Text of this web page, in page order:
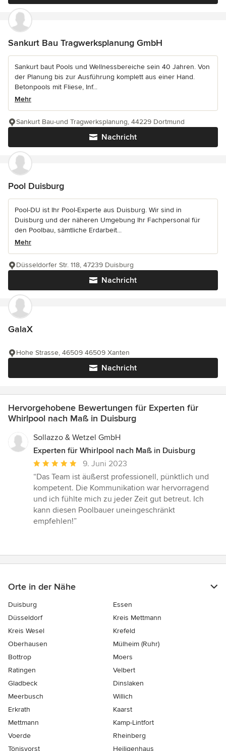
Sankurt Bau Tragwerksplanung GmbH
Sankurt baut Pools und Wellnessbereiche sein 40 Jahren. Von
der Planung bis zur Ausführung komplett aus einer Hand.
Betonpools mit Fliese, Inf...
Mehr
Nachricht
Sankurt Bau-und Tragwerksplanung, 44229 Dortmund
Pool Duisburg
Pool-DU ist Ihr Pool-Experte aus Duisburg. Wir sind in
Duisburg und der näheren Umgebung Ihr Fachpersonal für
den Poolbau, sämtliche Erdarbeit...
Mehr
Nachricht
Düsseldorfer Str. 118, 47239 Duisburg
GalaX
Nachricht
Hohe Strasse, 46509 46509 Xanten
Hervorgehobene Bewertungen für Experten für
Whirlpool nach Maß in Duisburg
Sollazzo & Wetzel GmbH
Experten für Whirlpool nach Maß in Duisburg
Durchschnittliche
Bewertung:
5
von
5
Sternen
9. Juni 2023
“Das Team ist äußerst professionell, pünktlich und
kompetent. Die Kommunikation war hervorragend
und ich fühlte mich zu jeder Zeit gut betreut. Ich
kann diesen Poolbauer uneingeschränkt
empfehlen!”
Orte in der Nähe
Duisburg
Essen
Düsseldorf
Kreis Mettmann
Kreis Wesel
Krefeld
Oberhausen
Mülheim (Ruhr)
Bottrop
Moers
Ratingen
Velbert
Gladbeck
Dinslaken
Meerbusch
Willich
Erkrath
Kaarst
Mettmann
Kamp-Lintfort
Voerde
Rheinberg
Tönisvorst
Heiligenhaus